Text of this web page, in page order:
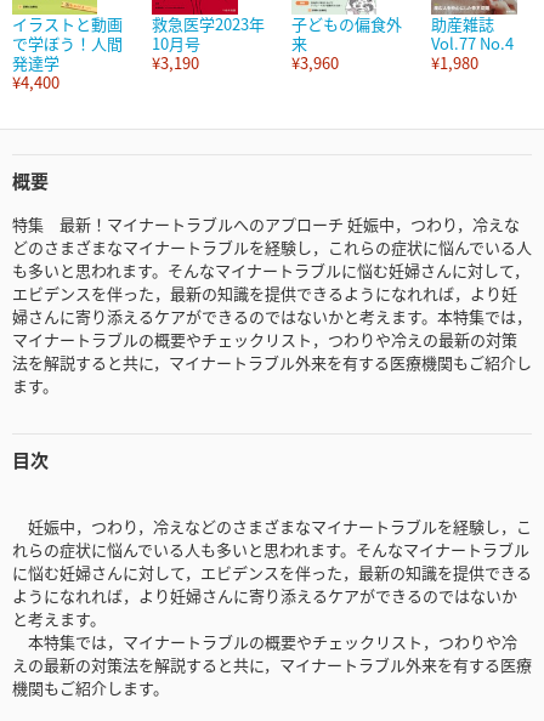
イラストと動画
で学ぼう！人間
発達学
¥4,400
救急医学2023年
10月号
¥3,190
子どもの偏食外
来
¥3,960
助産雑誌
Vol.77 No.4
¥1,980
概要
特集 最新！マイナートラブルへのアプローチ 妊娠中，つわり，冷えな
どのさまざまなマイナートラブルを経験し，これらの症状に悩んでいる人
も多いと思われます。そんなマイナートラブルに悩む妊婦さんに対して，
エビデンスを伴った，最新の知識を提供できるようになれれば，より妊
婦さんに寄り添えるケアができるのではないかと考えます。本特集では，
マイナートラブルの概要やチェックリスト，つわりや冷えの最新の対策
法を解説すると共に，マイナートラブル外来を有する医療機関もご紹介し
ます。
目次
妊娠中，つわり，冷えなどのさまざまなマイナートラブルを経験し，こ
れらの症状に悩んでいる人も多いと思われます。そんなマイナートラブル
に悩む妊婦さんに対して，エビデンスを伴った，最新の知識を提供できる
ようになれれば，より妊婦さんに寄り添えるケアができるのではないか
と考えます。
本特集では，マイナートラブルの概要やチェックリスト，つわりや冷
えの最新の対策法を解説すると共に，マイナートラブル外来を有する医療
機関もご紹介します。